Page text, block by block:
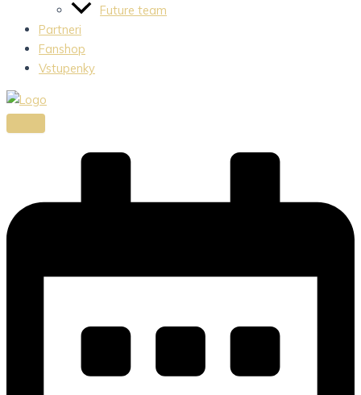
Future team
Partneri
Fanshop
Vstupenky